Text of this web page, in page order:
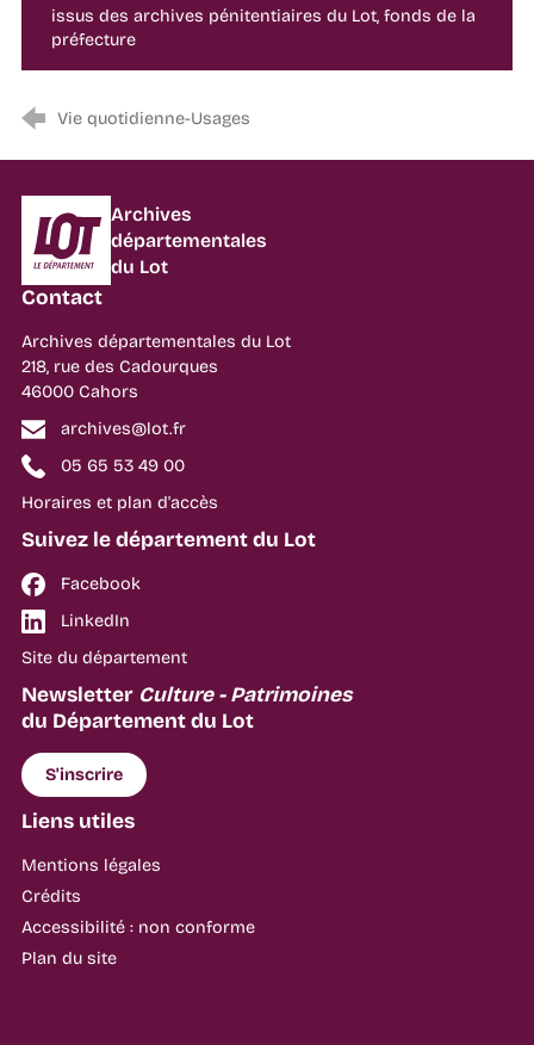
issus des archives pénitentiaires du Lot, fonds de la
préfecture
Vie quotidienne-Usages
Département du Lot
Archives
départementales
du Lot
Contact
Archives départementales du Lot
218, rue des Cadourques
46000 Cahors
archives@lot.fr
05 65 53 49 00
Horaires et plan d'accès
Suivez le département du Lot
Facebook
LinkedIn
Site du département
Newsletter Culture - Patrimoines
du Département du Lot
S'inscrire
Liens utiles
Mentions légales
Crédits
Accessibilité : non conforme
Plan du site